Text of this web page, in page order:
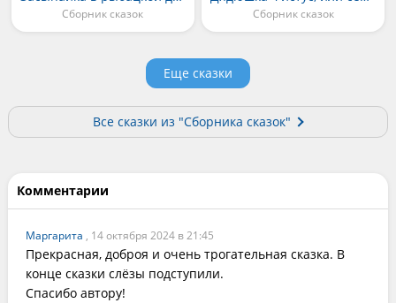
Сборник сказок Сборник сказок
Еще сказки
Все сказки из "Сборника сказок"
Комментарии
Маргарита , 14 октября 2024 в 21:45
Прекрасная, доброя и очень трогательная сказка. В
конце сказки слёзы подступили.
Спасибо автору!